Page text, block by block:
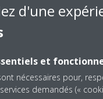
Park, Abu Dhabi,
d'une
et
nécessaires pour,
demandés («